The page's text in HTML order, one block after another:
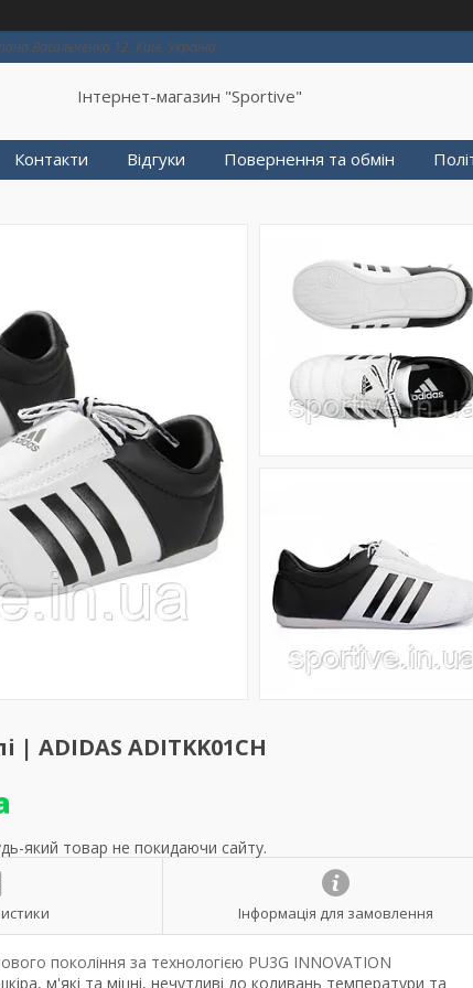
Васильченко 12, Київ, Україна
Інтернет-магазин "Sportive"
Контакти Відгуки Повернення та обмін
ADIDAS ADITKK01CH
який товар не покидаючи сайту.
Інформація для замовлення
покоління за технологією PU3G INNOVATION
м'які та міцні, нечутливі до коливань температури та